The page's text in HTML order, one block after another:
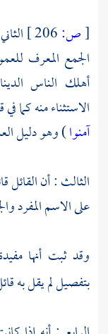
[ص:
الجمع المعرف
أهلك الناس
الاستثناء منه كما
آمنوا) وهو دليل
الثالث : أن القائل
على الاسم المفرد
وقد ثبت أنها
بتفصيل لم يقل به